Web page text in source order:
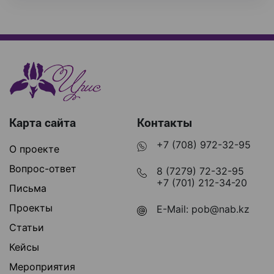
Карта сайта
О проекте
Вопрос-ответ
Письма
Проекты
Статьи
Кейсы
Мероприятия
Контакты
+7 (708) 972-32-95
8 (7279) 72-32-95
+7 (701) 212-34-20
E-Mail: pob@nab.kz